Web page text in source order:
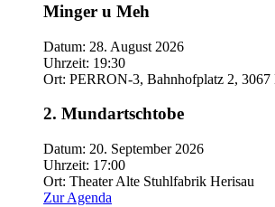
Minger u Meh
Datum: 28. August 2026
Uhrzeit: 19:30
Ort: PERRON-3, Bahnhofplatz 2, 3067
2. Mundartschtobe
Datum: 20. September 2026
Uhrzeit: 17:00
Ort: Theater Alte Stuhlfabrik Herisau
Zur Agenda